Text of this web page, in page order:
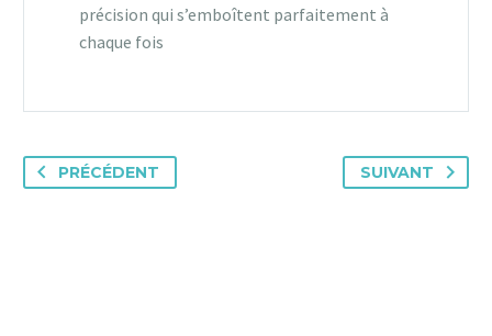
précision qui s’emboîtent parfaitement à
chaque fois
PRÉCÉDENT SUIVANT